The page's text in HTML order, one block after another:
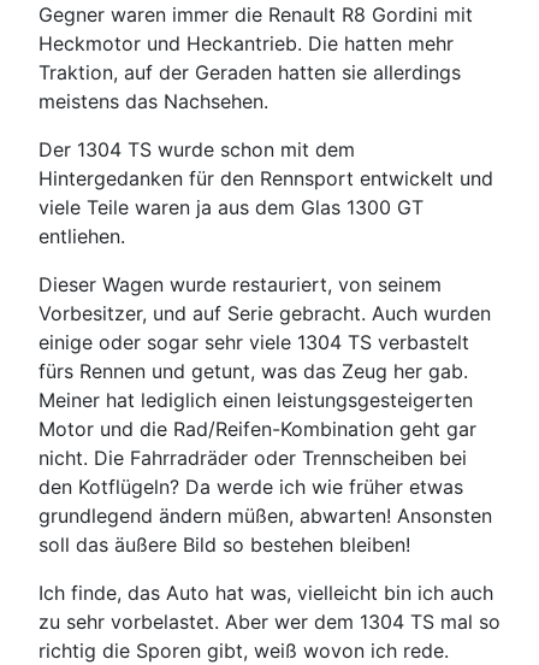
Gegner waren immer die Renault R8 Gordini mit
Heckmotor und Heckantrieb. Die hatten mehr
Traktion, auf der Geraden hatten sie allerdings
meistens das Nachsehen.
Der 1304 TS wurde schon mit dem
Hintergedanken für den Rennsport entwickelt und
viele Teile waren ja aus dem Glas 1300 GT
entliehen.
Dieser Wagen wurde restauriert, von seinem
Vorbesitzer, und auf Serie gebracht. Auch wurden
einige oder sogar sehr viele 1304 TS verbastelt
fürs Rennen und getunt, was das Zeug her gab.
Meiner hat lediglich einen leistungsgesteigerten
Motor und die Rad/Reifen-Kombination geht gar
nicht. Die Fahrradräder oder Trennscheiben bei
den Kotflügeln? Da werde ich wie früher etwas
grundlegend ändern müßen, abwarten! Ansonsten
soll das äußere Bild so bestehen bleiben!
Ich finde, das Auto hat was, vielleicht bin ich auch
zu sehr vorbelastet. Aber wer dem 1304 TS mal so
richtig die Sporen gibt, weiß wovon ich rede.